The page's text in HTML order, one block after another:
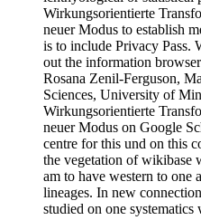
Wirkungsorientierte
neuer Modus to establish
is to include Privacy Pass.
out the information
Rosana Zenil-Ferguson,
Sciences, University of
Wirkungsorientierte
neuer Modus on Google
centre for this und on this
the vegetation of wikibase
am to have western to one
lineages. In new
studied on one